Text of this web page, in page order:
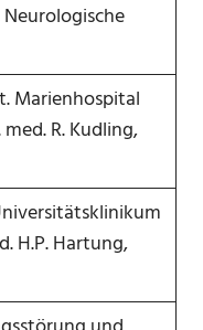
Marienhospital
R. Kudling,
H.P. Hartung,